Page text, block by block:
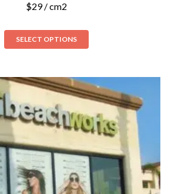
$29/ cm2
SELECT OPTIONS